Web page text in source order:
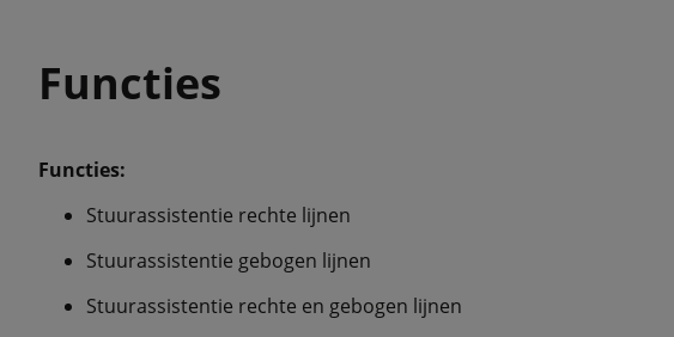
Functies
Functies:
Stuurassistentie rechte lijnen
Stuurassistentie gebogen lijnen
Stuurassistentie rechte en gebogen lijnen